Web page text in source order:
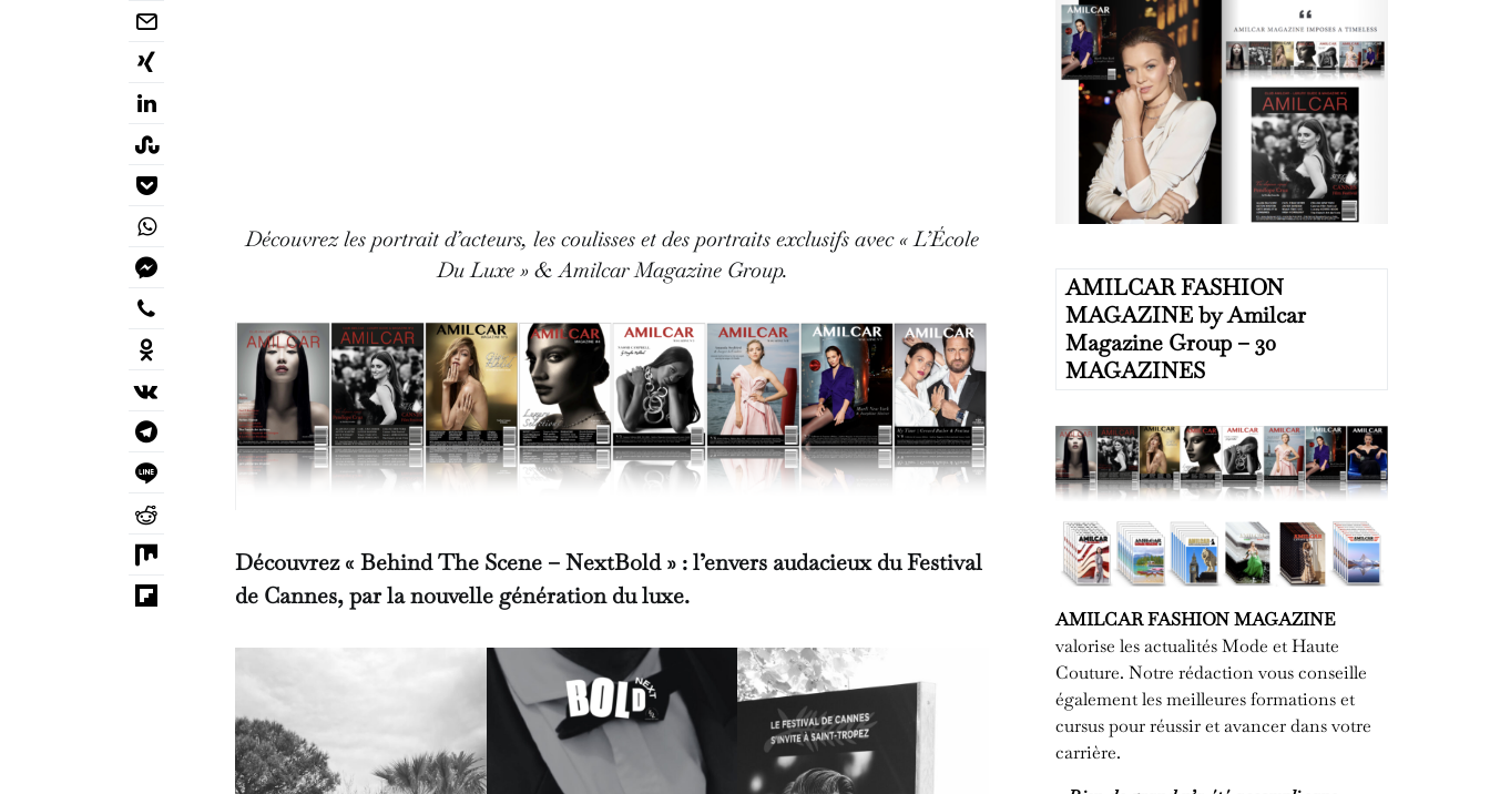
Découvrez les portrait d’acteurs, les coulisses et des portraits exclusifs avec « L’École
Du Luxe » & Amilcar Magazine Group.
Découvrez « Behind The Scene – NextBold » : l’envers audacieux du Festival
de Cannes, par la nouvelle génération du luxe.
AMILCAR FASHION
MAGAZINE by Amilcar
Magazine Group – 30
MAGAZINES
AMILCAR FASHION MAGAZINE
valorise les actualités Mode et Haute
Couture. Notre rédaction vous conseille
également les meilleures formations et
cursus pour réussir et avancer dans votre
carrière.